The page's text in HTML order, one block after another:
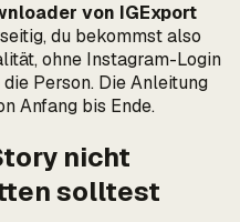
von IGExport
du bekommst also
ohne Instagram-Login
Person. Die Anleitung
Anfang bis Ende.
nicht
solltest